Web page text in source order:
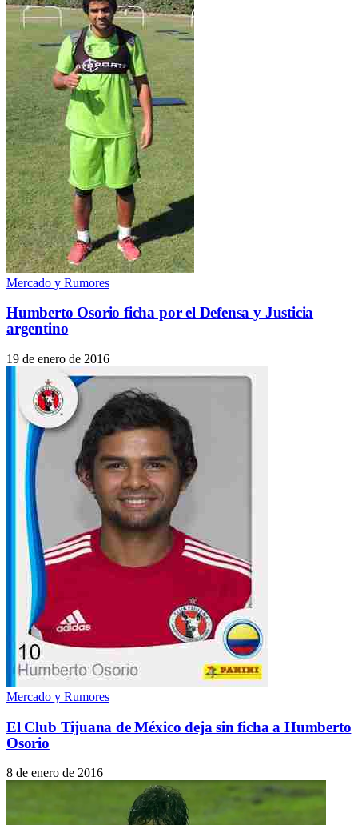
Mercado y Rumores
Humberto Osorio ficha por el Defensa y Justicia
argentino
19 de enero de 2016
Mercado y Rumores
El Club Tijuana de México deja sin ficha a Humberto
Osorio
8 de enero de 2016